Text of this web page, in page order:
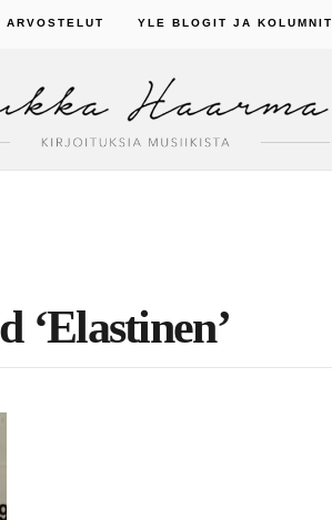
ARVOSTELUT YLE BLOGIT JA KOLUMNIT
‘Elastinen’